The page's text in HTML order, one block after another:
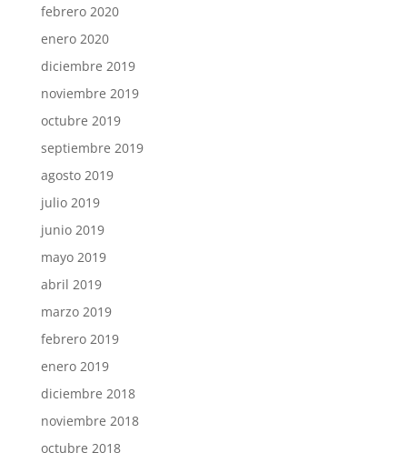
febrero 2020
enero 2020
diciembre 2019
noviembre 2019
octubre 2019
septiembre 2019
agosto 2019
julio 2019
junio 2019
mayo 2019
abril 2019
marzo 2019
febrero 2019
enero 2019
diciembre 2018
noviembre 2018
octubre 2018